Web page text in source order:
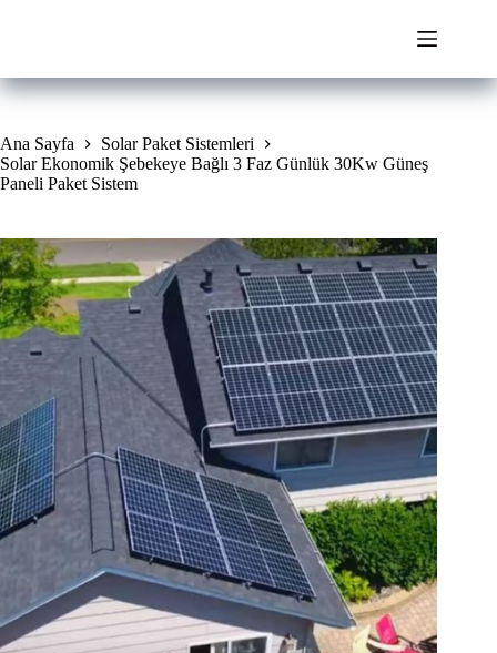
Ana Sayfa
Solar Paket Sistemleri
Solar Ekonomik Şebekeye Bağlı 3 Faz Günlük 30Kw Güneş
Paneli Paket Sistem